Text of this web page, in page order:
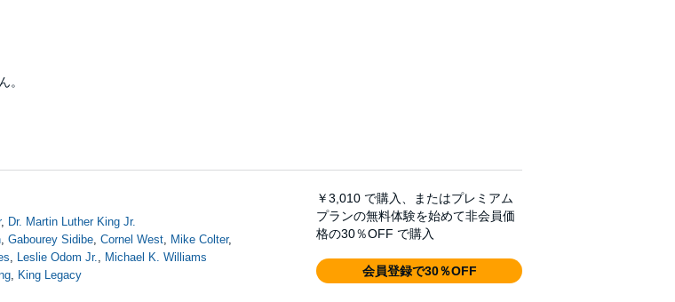
。
, Dr. Martin Luther King Jr.
, Gabourey Sidibe, Cornel West, Mike Colter,
Leslie Odom Jr.
Michael K. Williams
,
King Legacy
￥3,010 で購入、またはプレミアム
プランの無料体験を始めて非会員価
格の30％OFF で購入
会員登録で30％OFF